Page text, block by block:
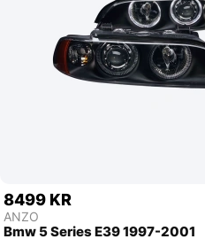
8499 KR
ANZO
Bmw 5 Series E39 1997-2001